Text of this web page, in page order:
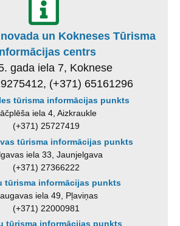
un Kokneses Tūrisma
centrs
gada iela 7, Koknese
(+371) 65161296
tūrisma informācijas punkts
iela 4, Aizkraukle
(+371) 25727419
tūrisma informācijas punkts
iela 33, Jaunjelgava
(+371) 27366222
tūrisma informācijas punkts
iela 49, Pļaviņas
(+371) 22000981
tūrisma informācijas punkts